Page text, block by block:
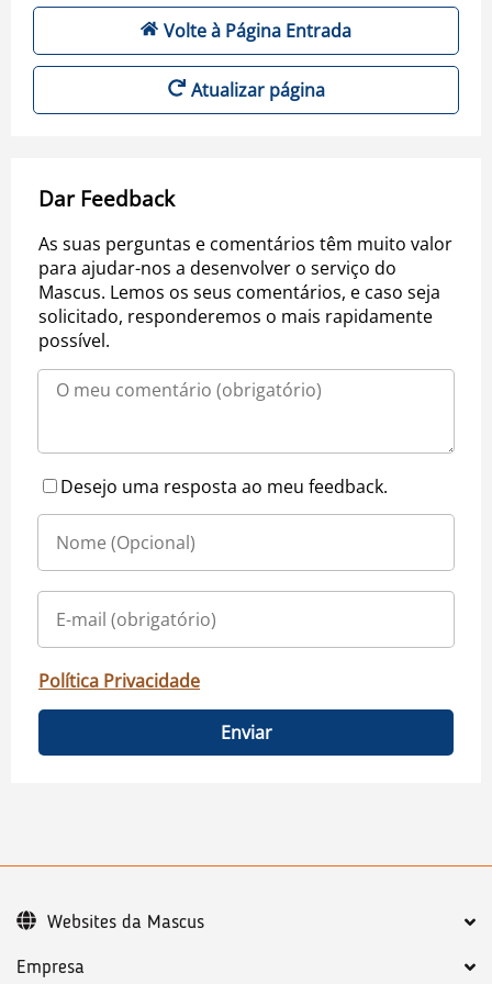
Volte à Página Entrada
Atualizar página
Dar Feedback
As suas perguntas e comentários têm muito valor
para ajudar-nos a desenvolver o serviço do
Mascus. Lemos os seus comentários, e caso seja
solicitado, responderemos o mais rapidamente
possível.
Desejo uma resposta ao meu feedback.
Política Privacidade
Enviar
Empresa
Websites da Mascus